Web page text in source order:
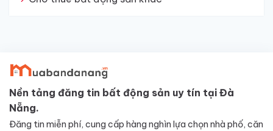
Nền tảng đăng tin bất động sản uy tín tại Đà
Nẵng.
Đăng tin miễn phí, cung cấp hàng nghìn lựa chọn nhà phố, căn